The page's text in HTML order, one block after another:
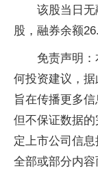
该股当日
股，融券余额
免责声明
何投资建议，
旨在传播更多
但不保证数据
定上市公司信
全部或部分内